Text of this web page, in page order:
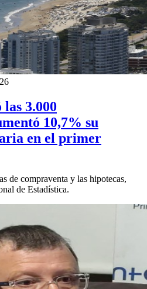
3.000
10,7% su
en el primer
de compraventa y las hipotecas,
de Estadística.